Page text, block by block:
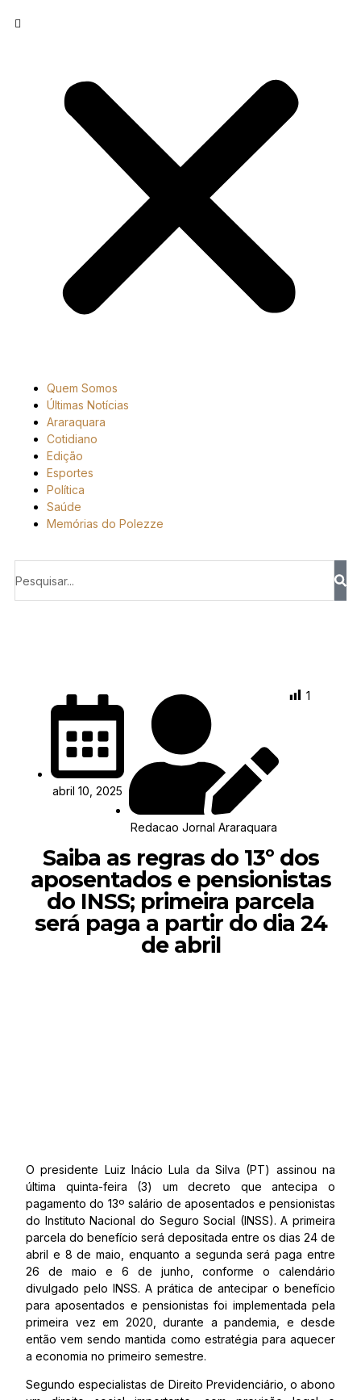
Quem Somos
Últimas Notícias
Araraquara
Cotidiano
Edição
Esportes
Política
Saúde
Memórias do Polezze
abril 10, 2025
Redacao Jornal Araraquara
1
Saiba as regras do 13º dos
aposentados e pensionistas
do INSS; primeira parcela
será paga a partir do dia 24
de abril
O presidente Luiz Inácio Lula da Silva (PT) assinou na
última quinta-feira (3) um decreto que antecipa o
pagamento do 13º salário de aposentados e pensionistas
do Instituto Nacional do Seguro Social (INSS). A primeira
parcela do benefício será depositada entre os dias 24 de
abril e 8 de maio, enquanto a segunda será paga entre
26 de maio e 6 de junho, conforme o calendário
divulgado pelo INSS. A prática de antecipar o benefício
para aposentados e pensionistas foi implementada pela
primeira vez em 2020, durante a pandemia, e desde
então vem sendo mantida como estratégia para aquecer
a economia no primeiro semestre.
Segundo especialistas de Direito Previdenciário, o abono